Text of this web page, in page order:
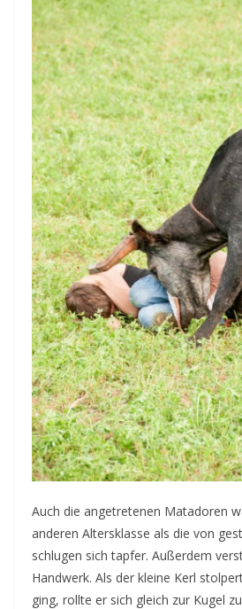
Auch die angetretenen Matadoren
anderen Altersklasse als die von
schlugen sich tapfer. Außerdem
Handwerk. Als der kleine Kerl
ging, rollte er sich gleich zur Kugel